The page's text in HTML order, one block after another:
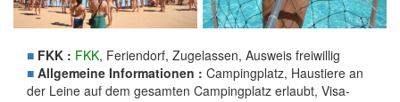
■ FKK : FKK, Feriendorf, Zugelassen, Ausweis freiwillig
■ Allgemeine Informationen : Campingplatz, Haustiere an
der Leine auf dem gesamten Campingplatz erlaubt, Visa-